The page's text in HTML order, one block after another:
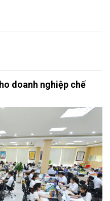
doanh nghiệp chế